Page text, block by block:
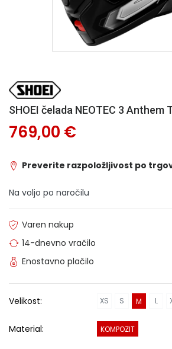
SHOEI čelada NEOTEC 3 Anthem
769,00 €
Preverite razpoložljivost po
Na voljo po naročilu
Varen nakup
14-dnevno vračilo
Enostavno plačilo
Velikost: XS S M L
Material: KOMPOZIT